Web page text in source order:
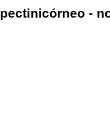
pectinicórneo -